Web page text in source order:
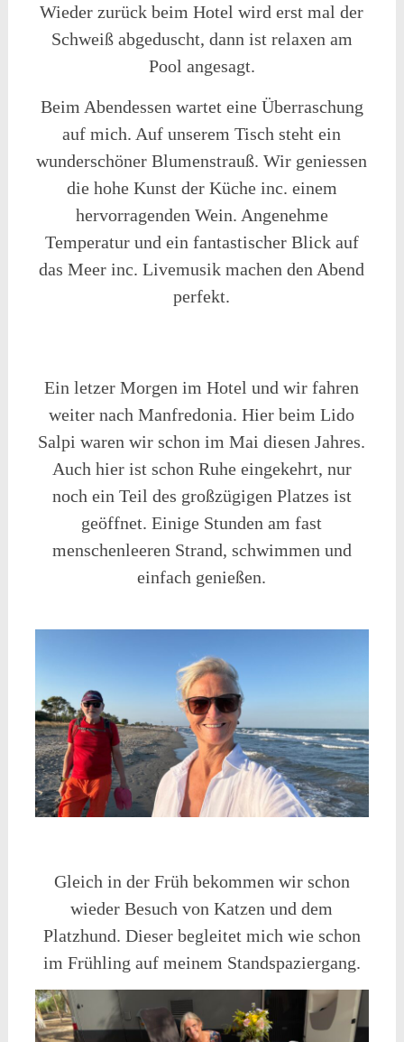
Wieder zurück beim Hotel wird erst mal der
Schweiß abgeduscht, dann ist relaxen am
Pool angesagt.
Beim Abendessen wartet eine Überraschung
auf mich. Auf unserem Tisch steht ein
wunderschöner Blumenstrauß. Wir geniessen
die hohe Kunst der Küche inc. einem
hervorragenden Wein. Angenehme
Temperatur und ein fantastischer Blick auf
das Meer inc. Livemusik machen den Abend
perfekt.
Ein letzer Morgen im Hotel und wir fahren
weiter nach Manfredonia. Hier beim Lido
Salpi waren wir schon im Mai diesen Jahres.
Auch hier ist schon Ruhe eingekehrt, nur
noch ein Teil des großzügigen Platzes ist
geöffnet. Einige Stunden am fast
menschenleeren Strand, schwimmen und
einfach genießen.
Gleich in der Früh bekommen wir schon
wieder Besuch von Katzen und dem
Platzhund. Dieser begleitet mich wie schon
im Frühling auf meinem Standspaziergang.